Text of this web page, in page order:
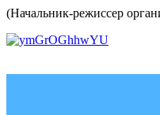
(Начальник-режиссер